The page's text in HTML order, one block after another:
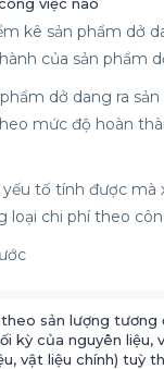
kê sản phẩm dở
của sản phẩm
dở dang ra
mức độ hoàn
yếu tố tính được mà
loại chi phí theo
sản lượng tương
kỳ của nguyên liệu,
vật liệu chính) tuỳ